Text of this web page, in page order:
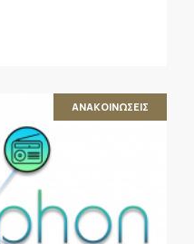
ΑΝΑΚΟΙΝΩΣΕΙΣ